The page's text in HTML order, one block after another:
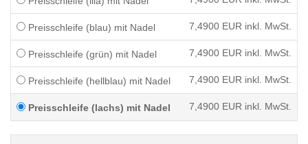
Preisschleife (blau) mit Nadel 7,4900 EUR inkl. MwSt.
Preisschleife (grün) mit Nadel 7,4900 EUR inkl. MwSt.
Preisschleife (hellblau) mit Nadel 7,4900 EUR inkl. MwSt.
Preisschleife (lachs) mit Nadel 7,4900 EUR inkl. MwSt.